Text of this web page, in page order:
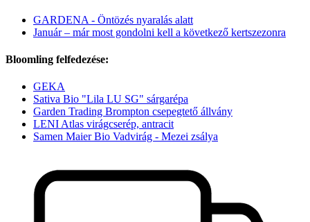
GARDENA - Öntözés nyaralás alatt
Január – már most gondolni kell a következő kertszezonra
Bloomling felfedezése:
GEKA
Sativa Bio "Lila LU SG" sárgarépa
Garden Trading Brompton csepegtető állvány
LENI Atlas virágcserép, antracit
Samen Maier Bio Vadvirág - Mezei zsálya